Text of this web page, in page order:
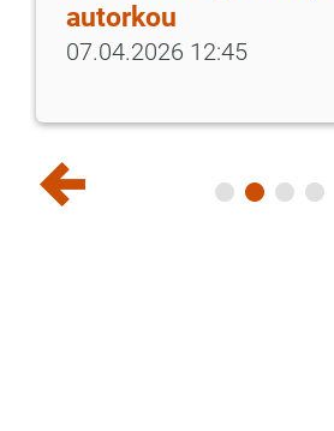
autorkou
07.04.2026 12:45